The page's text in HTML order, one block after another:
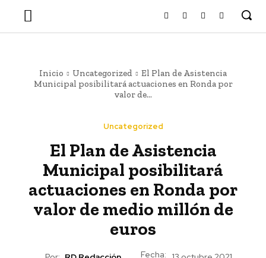
Inicio Uncategorized
El Plan de Asistencia
Municipal posibilitará actuaciones en Ronda por
valor de...
Uncategorized
El Plan de Asistencia
Municipal posibilitará
actuaciones en Ronda por
valor de medio millón de
euros
Fecha: